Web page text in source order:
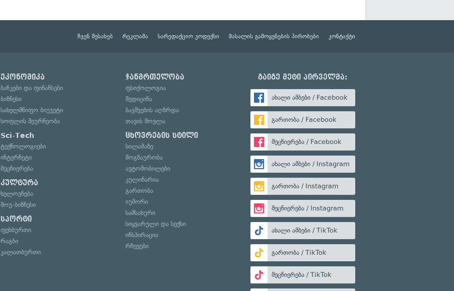
ჩვენ შესახებ რეკლამა სარედაქციო კოდექსი მასალის გამოყენების პირობები კონტაქტი
ეკონომიკა
ბანკები და ფინანსები
ბიზნესი
სახელმწიფო ბიუჯეტი
სოფლის მეურნეობა
Sci-Tech
ტექნოლოგიები
ინტერნეტი
მეცნიერება
კულტურა
ხელოვნება
შოუ-ბიზნესი
სპორტი
ფეხბურთი
რაგბი
კალათბურთი
ჯანმრთელობა
ფსიქოლოგია
მედიცინა
ბავშვების აღზრდა
თავის მოვლა
ცხოვრების სტილი
სილამაზე
მოგზაურობა
ავტომობილები
კულინარია
გართობა
იუმორი
სამსახური
სიყვარული და სექსი
ინსპირაცია
რჩევები
გაიგე მეტი პირველმა:
ახალი ამბები / Facebook
გართობა / Facebook
მეცნიერება / Facebook
ახალი ამბები / Instagram
გართობა / Instagram
მეცნიერება / Instagram
ახალი ამბები / TikTok
გართობა / TikTok
მეცნიერება / TikTok